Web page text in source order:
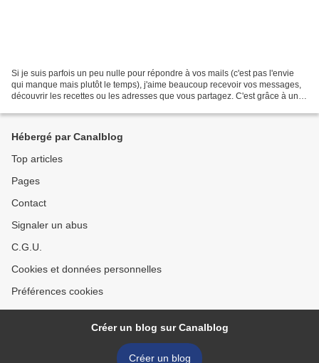
Si je suis parfois un peu nulle pour répondre à vos mails (c'est pas l'envie
qui manque mais plutôt le temps), j'aime beaucoup recevoir vos messages,
découvrir les recettes ou les adresses que vous partagez. C'est grâce à un
Hébergé par Canalblog
Top articles
Pages
Contact
Signaler un abus
C.G.U.
Cookies et données personnelles
Préférences cookies
Créer un blog sur Canalblog
Créer un blog